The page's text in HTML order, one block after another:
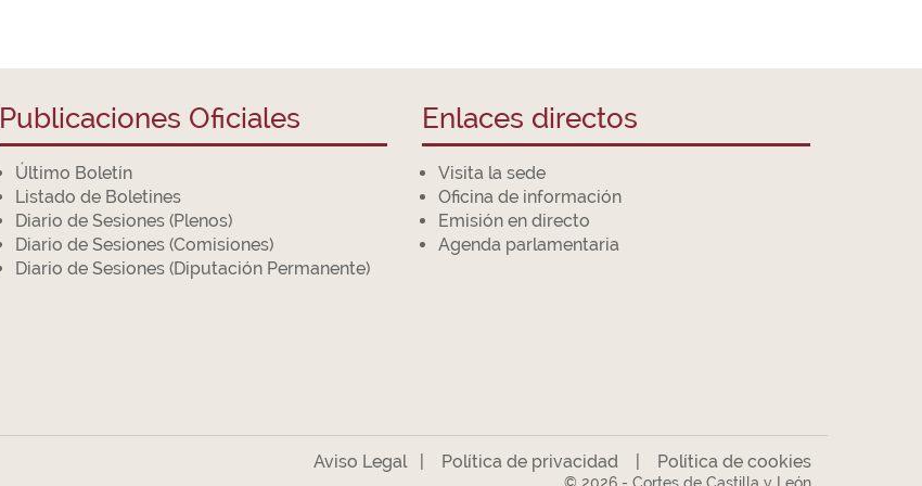
Publicaciones Oficiales
Último Boletín
Listado de Boletines
Diario de Sesiones (Plenos)
Diario de Sesiones (Comisiones)
Diario de Sesiones (Diputación Permanente)
Enlaces directos
Visita la sede
Oficina de información
Emisión en directo
Agenda parlamentaria
Aviso Legal| Política de privacidad Política de cookies